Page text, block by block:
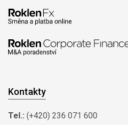
Kontakty
Tel.: (+420) 236 071 600